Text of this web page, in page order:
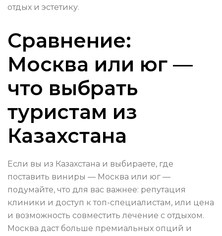
отдых и эстетику.
Сравнение:
Москва или юг —
что выбрать
туристам из
Казахстана
Если вы из Казахстана и выбираете, где
поставить виниры — Москва или юг —
подумайте, что для вас важнее: репутация
клиники и доступ к топ-специалистам, или цена
и возможность совместить лечение с отдыхом.
Москва даст больше премиальных опций и